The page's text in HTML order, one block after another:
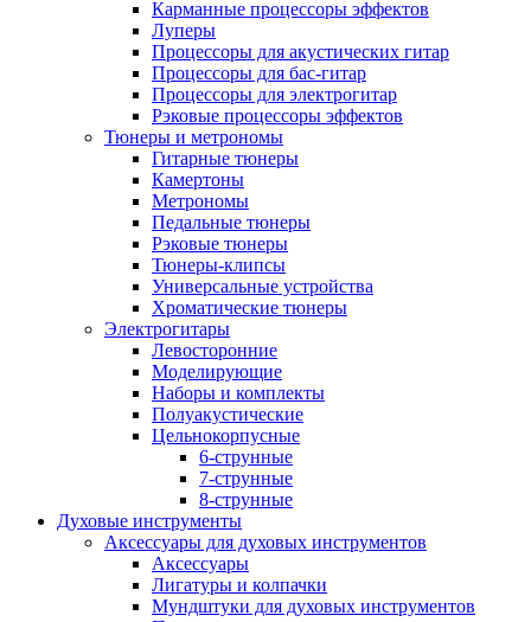
Карманные процессоры эффектов
Луперы
Процессоры для акустических гитар
Процессоры для бас-гитар
Процессоры для электрогитар
Рэковые процессоры эффектов
Тюнеры и метрономы
Гитарные тюнеры
Камертоны
Метрономы
Педальные тюнеры
Рэковые тюнеры
Тюнеры-клипсы
Универсальные устройства
Хроматические тюнеры
Электрогитары
Левосторонние
Моделирующие
Наборы и комплекты
Полуакустические
Цельнокорпусные
6-струнные
7-струнные
8-струнные
Духовые инструменты
Аксессуары для духовых инструментов
Аксессуары
Лигатуры и колпачки
Мундштуки для духовых инструментов